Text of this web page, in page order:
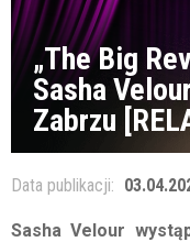
„The Big
Sasha
Zabrzu
Data publikacji:
Sasha Velour